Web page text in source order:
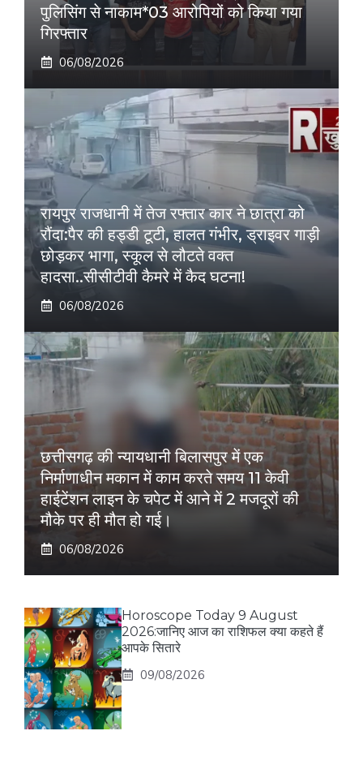
पुलिसिंग से नाकाम*03 आरोपियों को किया गया
गिरफ्तार
06/08/2026
रायपुर राजधानी में तेज रफ्तार कार ने छात्रा को
रौंदा:पैर की हड्डी टूटी, हालत गंभीर, ड्राइवर गाड़ी
छोड़कर भागा, स्कूल से लौटते वक्त
हादसा..सीसीटीवी कैमरे में कैद घटना!
06/08/2026
छत्तीसगढ़ की न्यायधानी बिलासपुर में एक
निर्माणाधीन मकान में काम करते समय 11 केवी
हाईटेंशन लाइन के चपेट में आने में 2 मजदूरों की
मौके पर ही मौत हो गई।
06/08/2026
Horoscope Today 9 August
2026:जानिए आज का राशिफल क्या कहते हैं
आपके सितारे
09/08/2026